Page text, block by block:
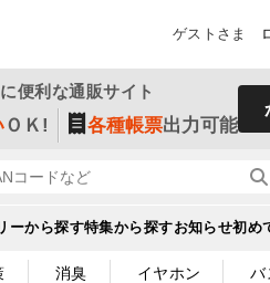
ゲストさま
便利な通販サイト
ＯＫ! 各種帳票出力可能
ーから探す特集から探すお知らせ初め
消臭 イヤホン バ